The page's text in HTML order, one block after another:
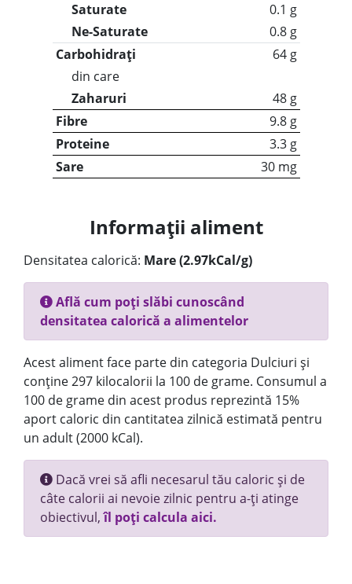
Saturate
0.1 g
Ne-Saturate
0.8 g
Carbohidrați
64 g
din care
Zaharuri
48 g
Fibre
9.8 g
Proteine
3.3 g
Sare
30 mg
Informații aliment
Densitatea calorică: Mare (2.97kCal/g)
Află cum poți slăbi cunoscând
densitatea calorică a alimentelor
Acest aliment face parte din categoria Dulciuri și
conține 297 kilocalorii la 100 de grame. Consumul a
100 de grame din acest produs reprezintă 15%
aport caloric din cantitatea zilnică estimată pentru
un adult (2000 kCal).
Dacă vrei să afli necesarul tău caloric și de
câte calorii ai nevoie zilnic pentru a-ți atinge
obiectivul,îl poți calcula aici.